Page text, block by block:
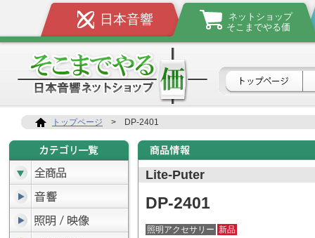
日本音響
ネットショップ
そこまでやる価
トップページ > DP-2401
Lite-Puter
DP-2401
照明アクセサリー 新品